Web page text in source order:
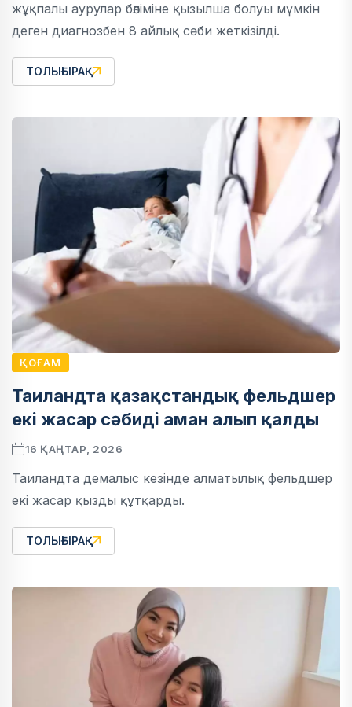
жұқпалы аурулар бөліміне қызылша болуы мүмкін
деген диагнозбен 8 айлық сәби жеткізілді.
ТОЛЫҒЫРАҚ
ҚОҒАМ
Таиландта қазақстандық фельдшер
екі жасар сәбиді аман алып қалды
16 ҚАҢТАР, 2026
Таиландта демалыс кезінде алматылық фельдшер
екі жасар қызды құтқарды.
ТОЛЫҒЫРАҚ